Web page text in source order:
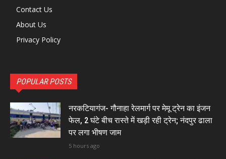
Contact Us
About Us
Privacy Policy
POPULAR POSTS
नरकटियागंज- गौनाहा रेलमार्ग पर मेमू ट्रेन का इंजन
फेल, 2 घंटे बीच रास्ते में खड़ी रही ट्रेन; नंदपुर ढाला
पर लगा भीषण जाम
5 hours ago